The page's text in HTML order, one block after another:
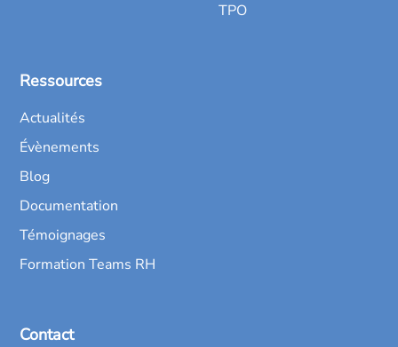
TPO
Ressources
Actualités
Évènements
Blog
Documentation
Témoignages
Formation Teams RH
Contact